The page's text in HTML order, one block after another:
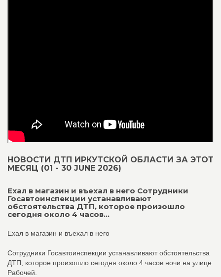
НОВОСТИ ДТП ИРКУТСКОЙ ОБЛАСТИ ЗА ЭТОТ
МЕСЯЦ (01 - 30 JUNE 2026)
Ехал в магазин и въехал в него Сотрудники
Госавтоинспекции устанавливают
обстоятельства ДТП, которое произошло
сегодня около 4 часов...
Ехал в магазин и въехал в него
Сотрудники Госавтоинспекции устанавливают обстоятельства
ДТП, которое произошло сегодня около 4 часов ночи на улице
Рабочей.